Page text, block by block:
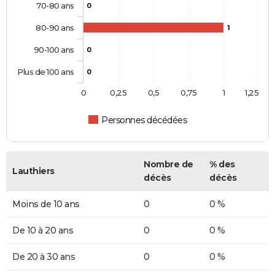
0
1
0
0
Personnes décédées
70-80 ans
80-90 ans
90-100 ans
Plus de 100 ans
0 1
0,25 0,5 0,75 1,25
Lauthiers
Nombre de
décès
% des
décès
Moins de 10 ans 0 0 %
De 10 à 20 ans 0 0 %
De 20 à 30 ans 0 0 %